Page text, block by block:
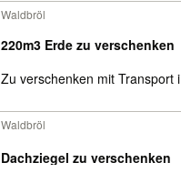
Waldbröl
220m3 Erde zu verschenken
Zu verschenken mit Transport i
Waldbröl
Dachziegel zu verschenken